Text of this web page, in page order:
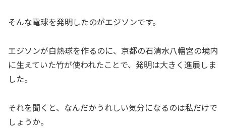
そんな電球を発明したのがエジソンです。
エジソンが白熱球を作るのに、京都の石清水八幡宮の境内
に生えていた竹が使われたことで、発明は大きく進展しま
した。
それを聞くと、なんだかうれしい気分になるのは私だけで
しょうか。